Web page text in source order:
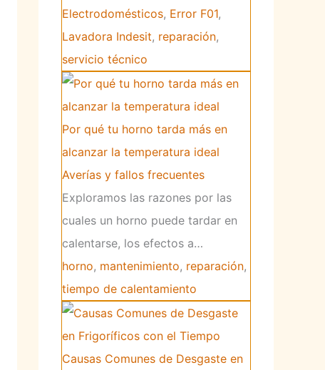
Electrodomésticos, Error F01,
Lavadora Indesit, reparación,
servicio técnico
Por qué tu horno tarda más en
alcanzar la temperatura ideal
Averías y fallos frecuentes
Exploramos las razones por las
cuales un horno puede tardar en
calentarse, los efectos a…
horno, mantenimiento, reparación,
tiempo de calentamiento
Causas Comunes de Desgaste en